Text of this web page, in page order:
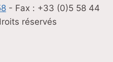
- Fax : +33 (0)5 58 44
réservés